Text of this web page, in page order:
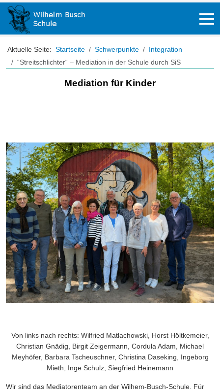
Off-
Aktuelle Seite: Startseite Schwerpunkte
Integration
“Streitschlichter“ – Mediation in der Schule durch SiS
Mediation für Kinder
Von links nach rechts: Wilfried Matlachowski, Horst Höltkemeier,
Christian Gnädig, Birgit Zeigermann, Cordula Adam, Michael
Meyhöfer, Barbara Tscheuschner, Christina Daseking, Ingeborg
Mieth, Inge Schulz, Siegfried Heinemann
Wir sind das Mediatorenteam an der Wilhem-Busch-Schule. Für